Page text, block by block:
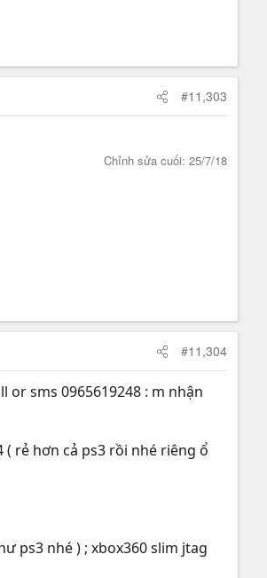
#11,303
Chỉnh sửa cuối: 25/7/18
#11,304
or sms 0965619248 : m nhận
rẻ hơn cả ps3 rồi nhé riêng ổ
ps3 nhé ) ; xbox360 slim jtag